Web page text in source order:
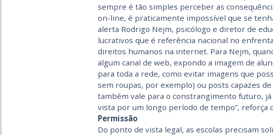
sempre é tão simples perceber as
on-line, é praticamente impossível que se
alerta Rodrigo Nejm, psicólogo e diretor de
lucrativos que é referência nacional no
direitos humanos na internet. Para Nejm,
algum canal de web, expondo a imagem de
para toda a rede, como evitar imagens que
sem roupas, por exemplo) ou posts capazes
também vale para o constrangimento futuro,
vista por um longo período de tempo”, reforça
Permissão
Do ponto de vista legal, as escolas precisam